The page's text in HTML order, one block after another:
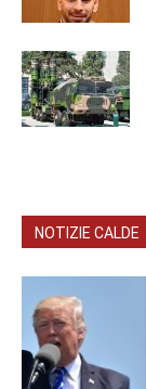
NOTIZIE CALDE